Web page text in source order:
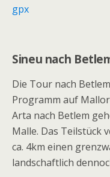
gpx
Sineu nach
Die Tour nach
Programm auf
Arta nach Betlem
Malle. Das Teilstück
ca. 4km einen
landschaftlich